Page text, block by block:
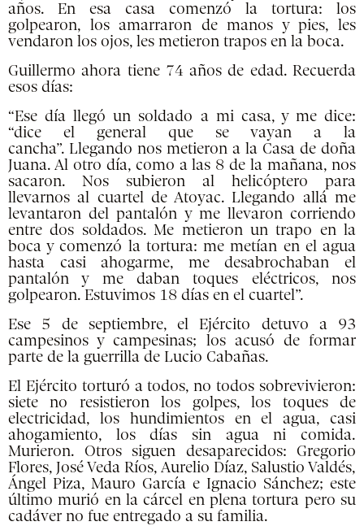
años. En esa casa comenzó la tortura: los
golpearon, los amarraron de manos y pies, les
vendaron los ojos, les metieron trapos en la boca.
Guillermo ahora tiene 74 años de edad. Recuerda
esos días:
“Ese día llegó un soldado a mi casa, y me dice:
“dice el general que se vayan a la
cancha”. Llegando nos metieron a la Casa de doña
Juana. Al otro día, como a las 8 de la mañana, nos
sacaron. Nos subieron al helicóptero para
llevarnos al cuartel de Atoyac. Llegando allá me
levantaron del pantalón y me llevaron corriendo
entre dos soldados. Me metieron un trapo en la
boca y comenzó la tortura: me metían en el agua
hasta casi ahogarme, me desabrochaban el
pantalón y me daban toques eléctricos, nos
golpearon. Estuvimos 18 días en el cuartel”.
Ese 5 de septiembre, el Ejército detuvo a 93
campesinos y campesinas; los acusó de formar
parte de la guerrilla de Lucio Cabañas.
El Ejército torturó a todos, no todos sobrevivieron:
siete no resistieron los golpes, los toques de
electricidad, los hundimientos en el agua, casi
ahogamiento, los días sin agua ni comida.
Murieron. Otros siguen desaparecidos: Gregorio
Flores, José Veda Ríos, Aurelio Díaz, Salustio Valdés,
Ángel Piza, Mauro García e Ignacio Sánchez; este
último murió en la cárcel en plena tortura pero su
cadáver no fue entregado a su familia.